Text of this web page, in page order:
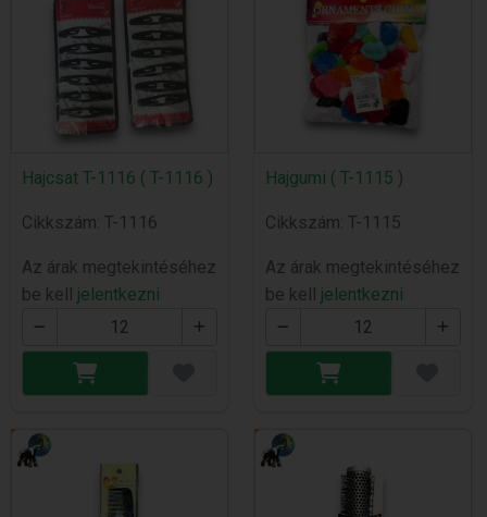
Hajcsat T-1116 ( T-1116 )
Cikkszám: T-1116
Az árak megtekintéséhez
be kell jelentkezni
Hajgumi ( T-1115 )
Cikkszám: T-1115
Az árak megtekintéséhez
be kell jelentkezni